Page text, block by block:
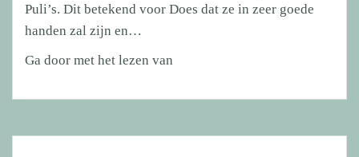
Puli’s. Dit betekend voor Does dat ze in zeer goede
handen zal zijn en…
Ga door met het lezen van
(6)